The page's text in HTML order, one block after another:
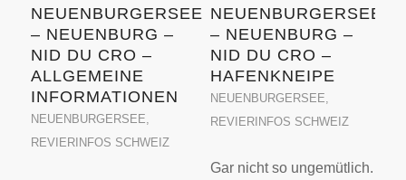
NEUENBURGERSEE
– NEUENBURG –
NID DU CRO –
ALLGEMEINE
INFORMATIONEN
NEUENBURGERSEE,
REVIERINFOS SCHWEIZ
NEUENBURGERSEE
– NEUENBURG –
NID DU CRO –
HAFENKNEIPE
NEUENBURGERSEE,
REVIERINFOS SCHWEIZ
Gar nicht so ungemütlich.